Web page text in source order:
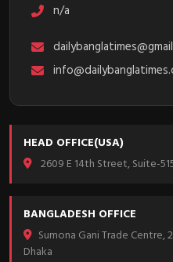
n/a
HEAD OFFICE(USA)
2609 E 14th Street, Suite-
BANGLADESH OFFICE
Sumona Gani Trade Centre,
Dhaka